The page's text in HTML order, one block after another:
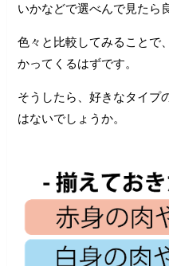
いかなどで選べんで見たら
色々と比較してみることで
かってくるはずです。
そうしたら、好きなタイプ
はないでしょうか。